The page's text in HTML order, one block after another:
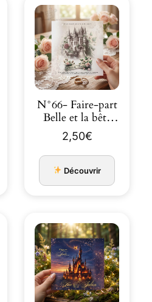
N°66- Faire-part
Belle et la bête
chateau invitation
…
2,50€
Découvrir